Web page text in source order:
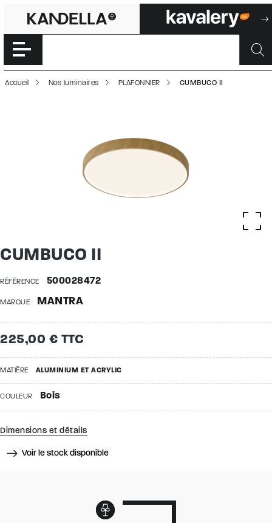
CUMBUCO II |
Accéder directement au contenu de la page
Accueil Nos luminaires PLAFONNIER CUMBUCO II
CUMBUCO II
RÉFÉRENCE 500028472
MARQUE MANTRA
225,00 € TTC
MATIÈRE ALUMINIUM ET ACRYLIC
COULEUR Bois
Dimensions et détails
Voir le stock disponible